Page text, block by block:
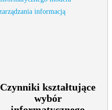
Czynniki kształtujące
wybór